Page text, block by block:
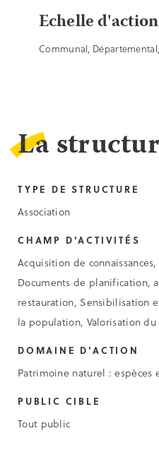
La
TYPE DE STRUCTURE
Association
CHAMP D'ACTIVITÉS
Acquisition de
Documents de planification,
restauration, Sensibilisation
la population, Valorisation
DOMAINE D'ACTION
Patrimoine naturel : espèces
PUBLIC CIBLE
Tout public
Echelle d'action
Communal,